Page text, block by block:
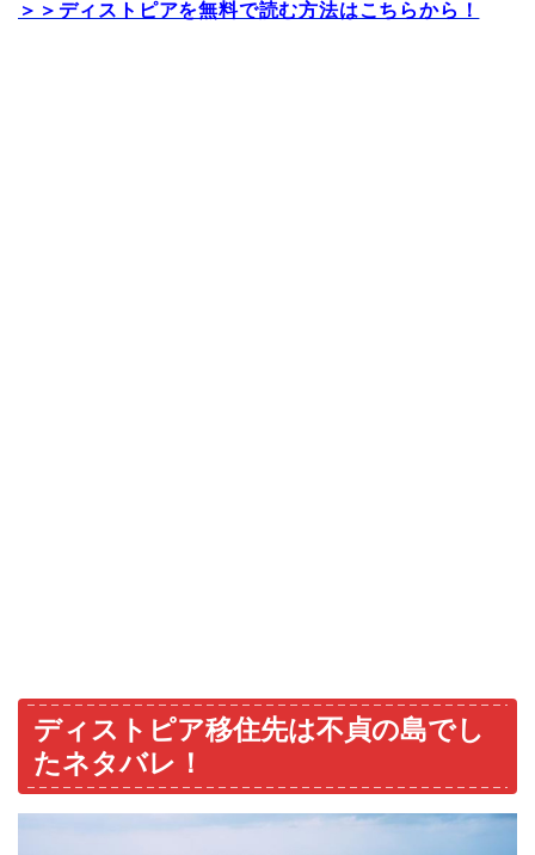
＞＞ディストピアを無料で読む方法はこちらから！
ディストピア移住先は不貞の島でし
たネタバレ！